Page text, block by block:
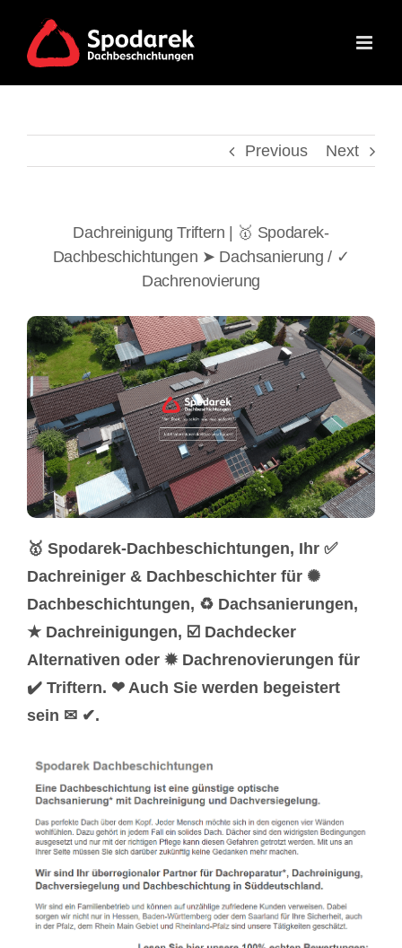
content
Previous Next
Dachreinigung Triftern | 🥇 Spodarek-
Dachbeschichtungen ➤ Dachsanierung / ✓
Dachrenovierung
🥇 Spodarek-Dachbeschichtungen, Ihr ✅
Dachreiniger & Dachbeschichter für ✺
Dachbeschichtungen, ♻ Dachsanierungen,
★ Dachreinigungen, ☑️ Dachdecker
Alternativen oder ✹ Dachrenovierungen für
✔️ Triftern. ❤ Auch Sie werden begeistert
sein ✉ ✔.